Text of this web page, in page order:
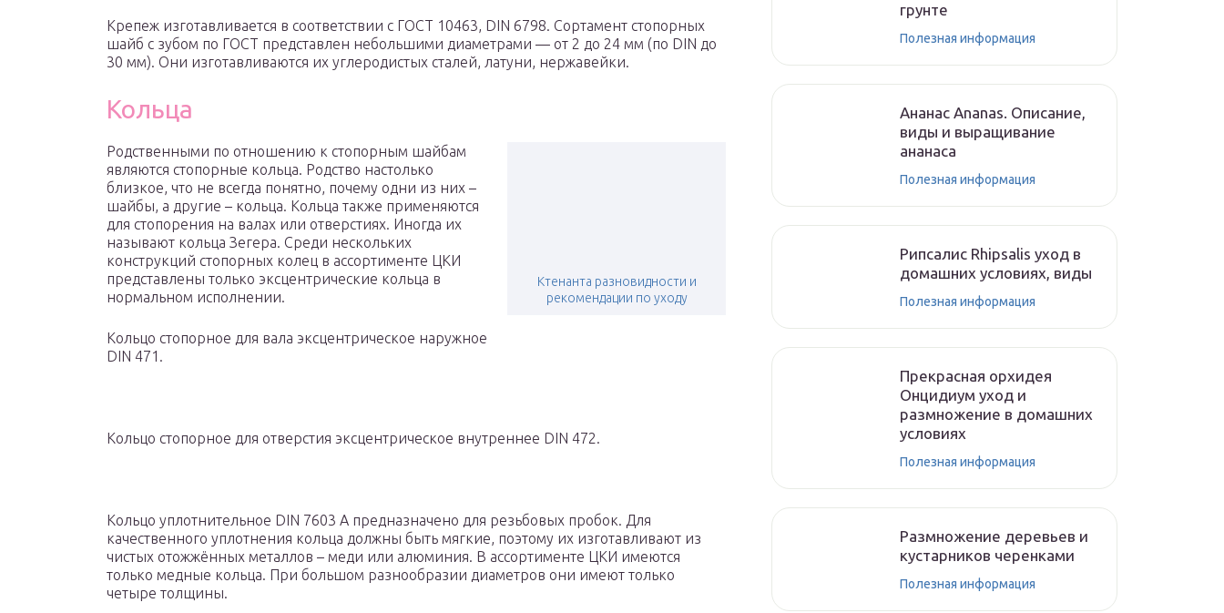
Крепеж изготавливается в соответствии с ГОСТ 10463, DIN 6798. Сортамент стопорных
шайб с зубом по ГОСТ представлен небольшими диаметрами — от 2 до 24 мм (по DIN до
30 мм). Они изготавливаются их углеродистых сталей, латуни, нержавейки.
Кольца
Ктенанта разновидности и
рекомендации по уходу
Родственными по отношению к стопорным шайбам
являются стопорные кольца. Родство настолько
близкое, что не всегда понятно, почему одни из них –
шайбы, а другие – кольца. Кольца также применяются
для стопорения на валах или отверстиях. Иногда их
называют кольца Зегера. Среди нескольких
конструкций стопорных колец в ассортименте ЦКИ
представлены только эксцентрические кольца в
нормальном исполнении.
Кольцо стопорное для вала эксцентрическое наружное
DIN 471.
Кольцо стопорное для отверстия эксцентрическое внутреннее DIN 472.
Кольцо уплотнительное DIN 7603 A предназначено для резьбовых пробок. Для
качественного уплотнения кольца должны быть мягкие, поэтому их изготавливают из
чистых отожжённых металлов – меди или алюминия. В ассортименте ЦКИ имеются
только медные кольца. При большом разнообразии диаметров они имеют только
четыре толщины.
грунте
Полезная информация
Ананас Ananas. Описание,
виды и выращивание
ананаса
Полезная информация
Рипсалис Rhipsalis уход в
домашних условиях, виды
Полезная информация
Прекрасная орхидея
Онцидиум уход и
размножение в домашних
условиях
Полезная информация
Размножение деревьев и
кустарников черенками
Полезная информация